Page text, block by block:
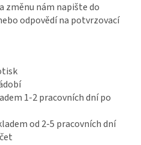
změnu nám napište do
odpovědí na potvrzovací
1-2 pracovních dní po
od 2-5 pracovních dní